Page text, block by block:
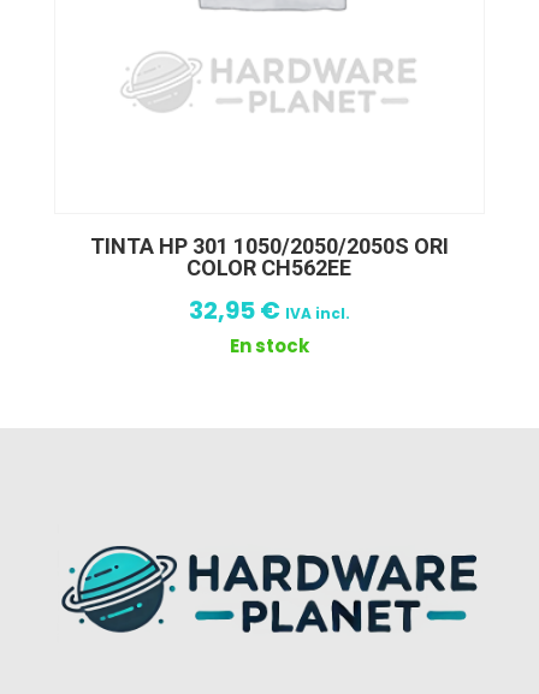
TINTA HP 301 1050/2050/2050S ORI
COLOR CH562EE
32,95€ IVA incl.
En stock